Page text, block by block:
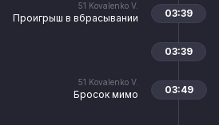
51 Kovalenko V.
Проигрыш в вбрасывании 03:39
03:39
51 Kovalenko V.
Бросок мимо 03:49